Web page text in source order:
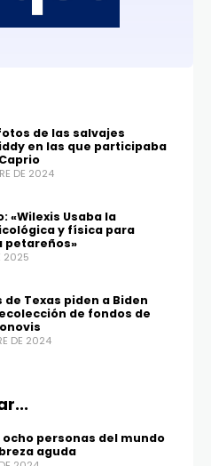
de las salvajes
en las que participaba
DE 2024
«Wilexis Usaba la
y física para
petareños»
2025
de Texas piden a Biden
de fondos de
DE 2024
ocho personas del mundo
aguda